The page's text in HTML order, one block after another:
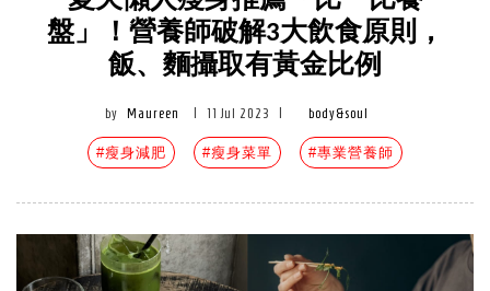
盤」！營養師破解3大飲食原則，
飯、麵攝取有黃金比例
by Maureen 11 Jul 2023 body&soul
#瘦身減肥 #瘦身菜單 #專業營養師